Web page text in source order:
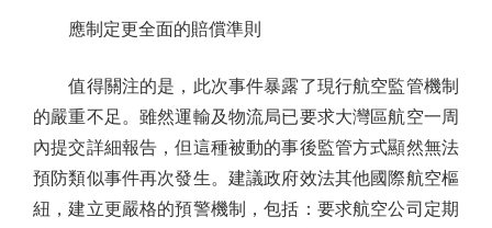
應制定更全面的賠償準則
值得關注的是，此次事件暴露了現行航空監管機制
的嚴重不足。雖然運輸及物流局已要求大灣區航空一周
內提交詳細報告，但這種被動的事後監管方式顯然無法
預防類似事件再次發生。建議政府效法其他國際航空樞
紐，建立更嚴格的預警機制，包括：要求航空公司定期